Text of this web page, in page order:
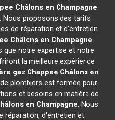
Châlons en Champagne
proposons des tarifs
de réparation et d'entretien
Châlons en Champagne.
que notre expertise et notre
la meilleure expérience
gaz Chappee Châlons en
plombiers est formée pour
et besoins en matière de
en Champagne. Nous
réparation, d'entretien et